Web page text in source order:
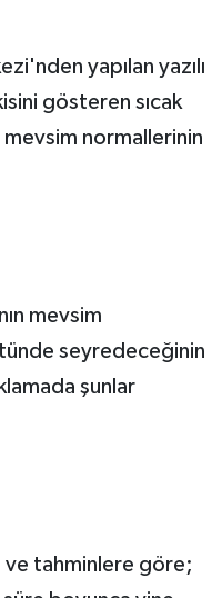
yapılan yazılı
gösteren sıcak
mevsim normallerinin
mevsim
seyredeceğinin
şunlar
ve tahminlere göre;